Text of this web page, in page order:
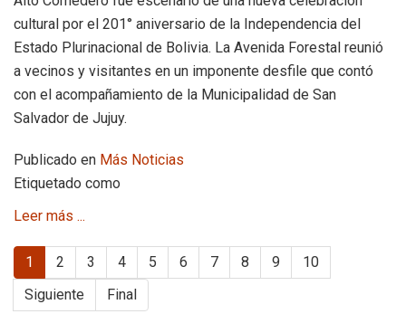
cultural por el 201° aniversario de la Independencia del
Estado Plurinacional de Bolivia. La Avenida Forestal reunió
a vecinos y visitantes en un imponente desfile que contó
con el acompañamiento de la Municipalidad de San
Salvador de Jujuy.
Publicado en Más Noticias
Etiquetado como
Leer más ...
1 2 3 4 5 6 7 8 9
10
Siguiente
Final